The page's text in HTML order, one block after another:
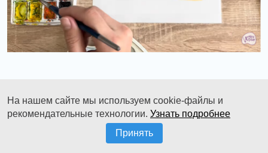
Вводим сюда охру, желтый.
На нашем сайте мы используем cookie-файлы и
рекомендательные технологии. Узнать подробнее
Принять